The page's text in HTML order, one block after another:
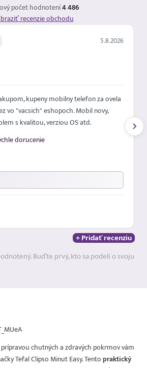
počet hodnotení4 486
recenzie obchodu
5.8.2026
kupeny mobilny telefon za ovela
vo "vacsich" eshopoch. Mobil novy,
s kvalitou, verziou OS atd.
dorucenie
+ Pridať recenziu
Buďte prvý, kto sa podelí o svoju
chutných a zdravých pokrmov vám
Tefal Clipso Minut Easy. Tentopraktický